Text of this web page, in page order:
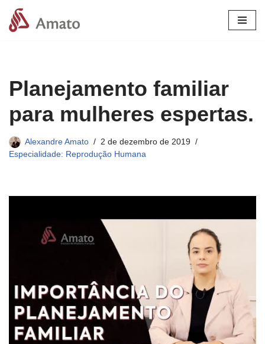
Pular
Planejamento familiar
para mulheres espertas.
Alexandre Amato
2 de dezembro de 2019
Especialidade: Reprodução Humana